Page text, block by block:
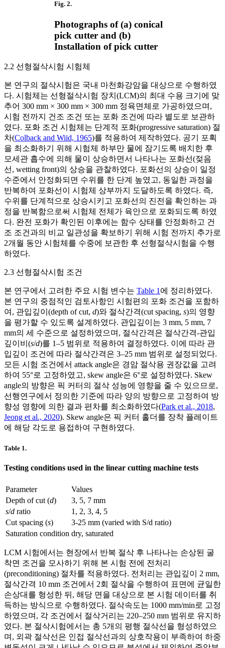
Fig. 2.
Photographs of (a) conical
pick cutter and (b)
Installation of pick cutter
2.2 선형절삭시험 시험체
본 연구의 절삭시험은 국내 마천화강암을 대상으로 수행하였
다. 시험체는 선형절삭시험 장치(LCM)의 최대 수용 크기에 맞
추어 300 mm × 300 mm × 300 mm 정육면체로 가공하였으며,
시험 전까지 건조 조건 또는 포화 조건에 따라 별도로 보관하
였다. 포화 조건 시험체는 단계적 포화(progressive saturation) 절
차(Colback and Wiid, 1965)를 적용하여 제작하였다. 공기 포획
을 최소화하기 위해 시험체 하부만 물에 잠기도록 배치한 후
모세관 흡수에 의해 물이 상승하면서 나타나는 포화선(젖음
선, wetting front)의 상승을 관찰하였다. 포화선의 상승이 일정
수준에서 안정화되면 수위를 한 단계 높였고, 동일한 과정을
반복하여 포화선이 시험체 상부까지 도달하도록 하였다. 즉,
수위를 단계적으로 상승시키고 포화선의 진전을 확인하는 과
정을 반복함으로써 시험체 전체가 육안으로 포화되도록 하였
다. 완전 포화가 확인된 이후에는 함수 상태를 안정화하고 건
조 조건과의 비교 일관성을 확보하기 위해 시험 전까지 추가로
2개월 동안 시험체를 수중에 보관한 후 선형절삭시험을 수행
하였다.
2.3 선형절삭시험 조건
본 연구에서 고려한 주요 시험 변수는 Table 1 에 정리하였다.
본 연구의 중점적인 검토사항인 시험편의 포화 조건을 포함하
여, 관입깊이(depth of cut, d)와 절삭간격(cut spacing, s)의 영향
을 평가할 수 있도록 설계하였다. 관입깊이는 3 mm, 5 mm, 7
mm의 세 수준으로 설정하였으며, 절삭간격은 절삭간격-관입
깊이비(s/d)를 1–5 범위로 적용하여 결정하였다. 이에 따라 관
입깊이 조건에 따라 절삭간격은 3–25 mm 범위로 설정되었다.
모든 시험 조건에서 attack angle은 경암 절삭용 권장값을 고려
하여 55°로 고정하였고, skew angle은 6°로 설정하였다. Skew
angle의 방향은 픽 커터의 절삭 성능에 영향을 줄 수 있으므로,
선행연구에서 정의한 기준에 따라 양의 방향으로 고정하여 방
향성 영향에 의한 결과 편차를 최소화하였다(Park et al., 2018,
Jeong et al., 2020). Skew angle은 픽 커터 홀더를 장착 플레이트
에 해당 각도로 용접하여 구현하였다.
Table 1.
Testing conditions used in the linear cutting machine tests
Parameter
Values
Depth of cut (d)
3, 5, 7 mm
s/d ratio
1, 2, 3, 4, 5
Cut spacing (s)
3-25 mm (varied with S/d ratio)
Saturation condition dry, saturated
LCM 시험에서는 현장에서 반복 절삭 후 나타나는 손상된 굴
착면 조건을 모사하기 위해 본 시험 전에 전처리
(preconditioning) 절차를 적용하였다. 전처리는 관입깊이 2 mm,
절삭간격 10 mm 조건에서 2회 절삭을 수행하여 표면에 균일한
손상대를 형성한 뒤, 해당 면을 대상으로 본 시험 데이터를 취
득하는 방식으로 수행하였다. 절삭속도는 1000 mm/min로 고정
하였으며, 각 조건에서 절삭거리는 220–250 mm 범위로 유지하
였다. 본 절삭시험에서는 총 5개의 평행 절삭선을 형성하였으
며, 외곽 절삭선은 인접 절삭선과의 상호작용이 부족하여 하중